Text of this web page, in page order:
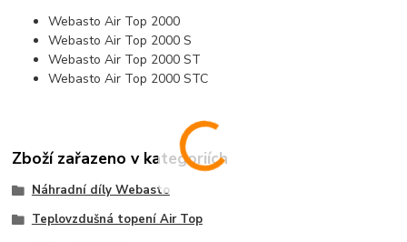
Webasto Air Top 2000
Webasto Air Top 2000 S
Webasto Air Top 2000 ST
Webasto Air Top 2000 STC
Zboží zařazeno v kategoriích
Náhradní díly Webasto
Teplovzdušná topení Air Top